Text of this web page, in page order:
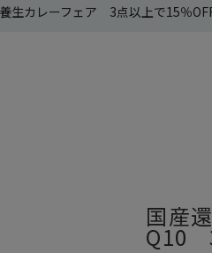
養生カレーフェア 3点以上で15％
国産
Q10